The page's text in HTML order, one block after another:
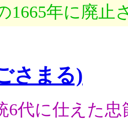
1665年に廃止
さまる)
6代に仕えた忠